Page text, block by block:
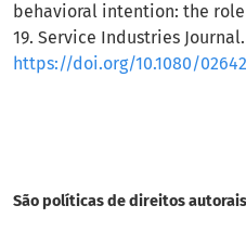
behavioral intention: the
19. Service Industries Journal.
https://doi.org/10.1080/
São políticas de direitos